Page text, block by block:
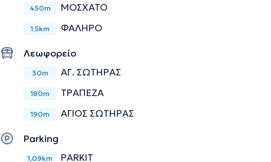
450m ΜΟΣΧΑΤΟ
1,5km ΦΑΛΗΡΟ
Λεωφορείο
30m ΑΓ. ΣΩΤΗΡΑΣ
180m ΤΡΑΠΕΖΑ
190m ΑΓΙΟΣ ΣΩΤΗΡΑΣ
Parking
1,09km PARKIT